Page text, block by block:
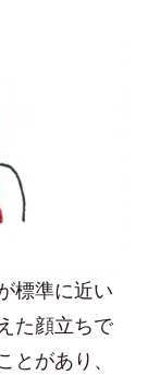
標準に近い
た顔立ちで
があり、